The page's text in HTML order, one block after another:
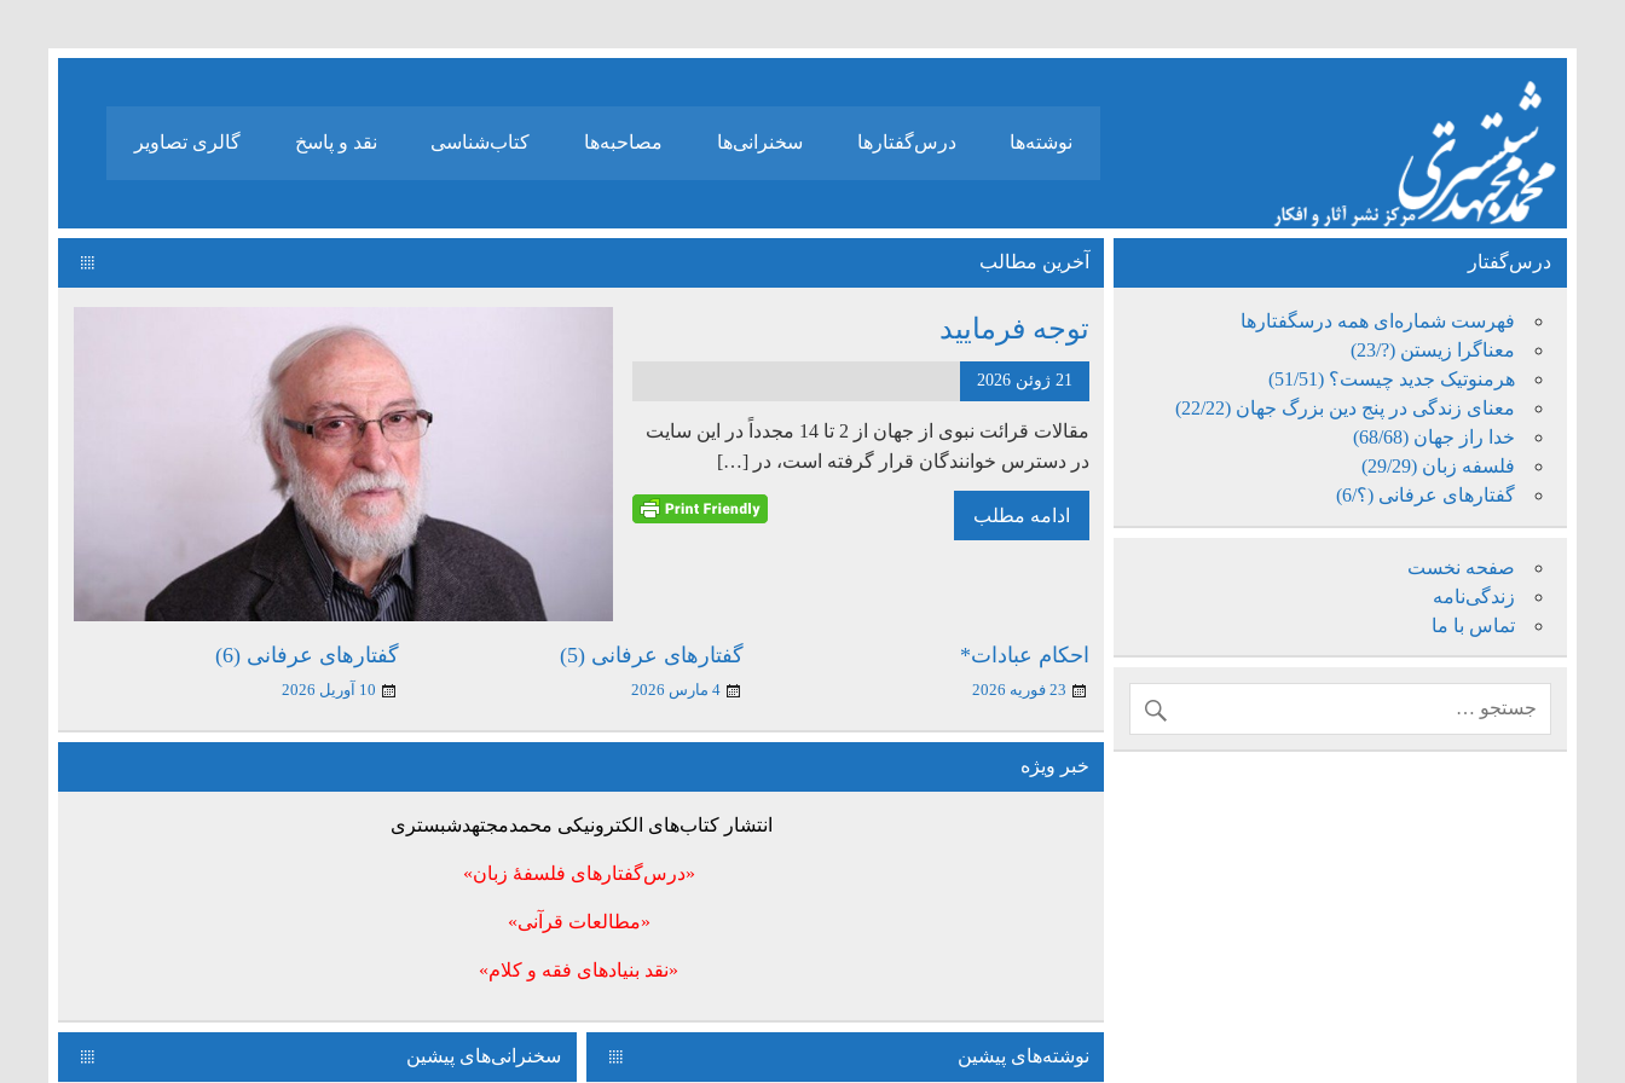
نوشته‌ها درس‌گفتارها سخنرانی‌ها مصاحبه‌ها کتاب‌شناسی نقد و پاسخ گالری تصاویر
آخرین مطالب
توجه فرمایید
21 ژوئن 2026
مقالات قرائت نبوی از جهان از 2 تا 14 مجدداً در این سایت
در دسترس خوانندگان قرار گرفته است، در […]
ادامه مطلب
گفتارهای عرفانی (6)
10 آوریل 2026
گفتارهای عرفانی (5)
4 مارس 2026
احکام عبادات*
23 فوریه 2026
خبر ویژه
انتشار کتاب‌های الکترونیکی محمدمجتهدشبستری
«درس‌گفتارهای فلسفۀ زبان»
«مطالعات قرآنی»
«نقد بنیادهای فقه و کلام»
سخنرانی‌های پیشین نوشته‌های پیشین
درس‌گفتار
فهرست شماره‌ای همه درسگفتارها
معناگرا زیستن (?/23)
هرمنوتیک جدید چیست؟ (51/51)
معنای زندگی در پنج دین بزرگ جهان (22/22)
خدا راز جهان (68/68)
فلسفه زبان (29/29)
گفتارهای عرفانی (؟/6)
صفحه نخست
زندگی‌نامه
تماس با ما